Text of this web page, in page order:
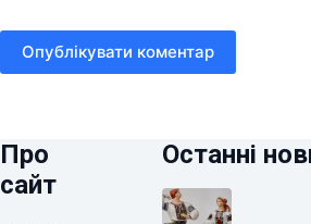
Опублікувати коментар
Про
сайт
Останні